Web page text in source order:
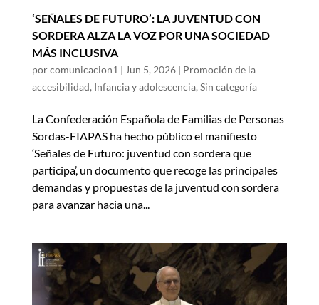
‘SEÑALES DE FUTURO’: LA JUVENTUD CON
SORDERA ALZA LA VOZ POR UNA SOCIEDAD
MÁS INCLUSIVA
porcomunicacion1 | Jun 5, 2026| Promoción de la
accesibilidad, Infancia y adolescencia, Sin categoría
La Confederación Española de Familias de Personas
Sordas-FIAPAS ha hecho público el manifiesto
‘Señales de Futuro: juventud con sordera que
participa’, un documento que recoge las principales
demandas y propuestas de la juventud con sordera
para avanzar hacia una...